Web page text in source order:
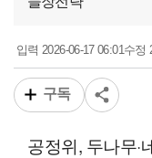
입력 2026-06-17 06:01 수정
구독
공정위, 두나무